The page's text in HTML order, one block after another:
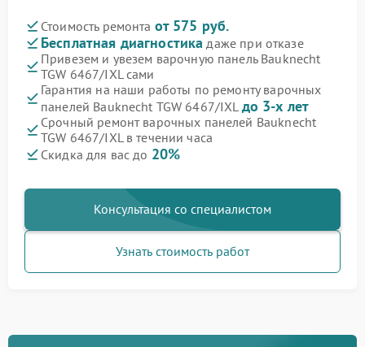
Стоимость ремонта от 575 руб.
Бесплатная диагностика даже при отказе
Привезем и увезем варочную панель Bauknecht
TGW 6467/IXL сами
Гарантия на наши работы по ремонту варочных
панелей Bauknecht TGW 6467/IXL до 3-х лет
Срочный ремонт варочных панелей Bauknecht
TGW 6467/IXL в течении часа
Скидка для вас до 20%
Консультация со специалистом
Узнать стоимость работ